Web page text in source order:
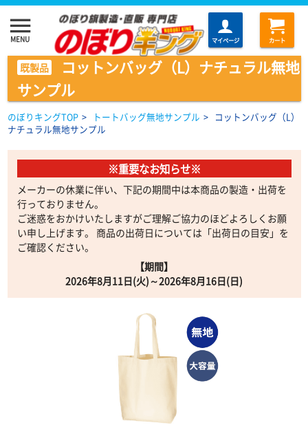
menu
MENU マイページ カート
既製品
コットンバッグ（L）ナチュラル無地
サンプル
のぼりキングTOP > トートバッグ無地サンプル > コットンバッグ（L）
ナチュラル無地サンプル
※重要なお知らせ※
メーカーの休業に伴い、下記の期間中は本商品の製造・出荷を
行っておりません。
ご迷惑をおかけいたしますがご理解ご協力のほどよろしくお願
い申し上げます。 商品の出荷日については「出荷日の目安」を
ご確認ください。
【期間】
2026年8月11日(火)～2026年8月16日(日)